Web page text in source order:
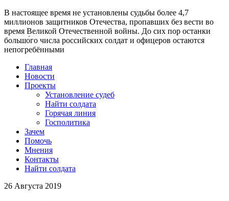
В настоящее время не установлены судьбы более 4,7
миллионов защитников Отечества, пропавших без вести во
время Великой Отечественной войны. До сих пор останки
большо́го числа российских солдат и офицеров остаются
непогребёнными
Главная
Новости
Проекты
Установление судеб
Найти солдата
Горячая линия
Госполитика
Зачем
Помочь
Мнения
Контакты
Найти солдата
26 Августа 2019